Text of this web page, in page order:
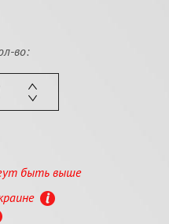
во:
быть выше